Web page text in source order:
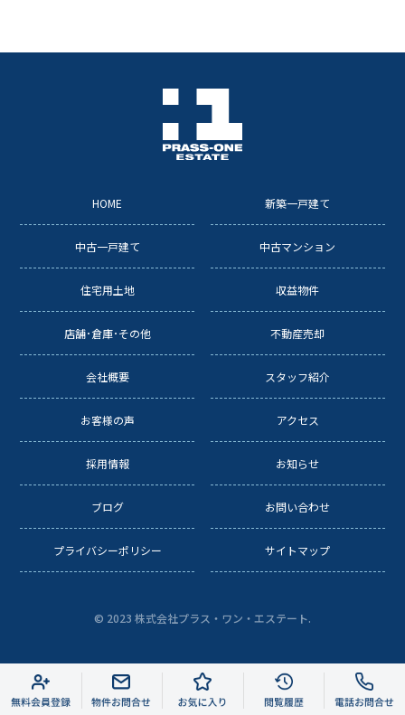
HOME 新築一戸建て
中古一戸建て 中古マンション
住宅用土地 収益物件
店舗･倉庫･その他 不動産売却
会社概要 スタッフ紹介
お客様の声 アクセス
採用情報 お知らせ
ブログ お問い合わせ
プライバシーポリシー サイトマップ
© 2023 株式会社プラス・ワン・エステート.